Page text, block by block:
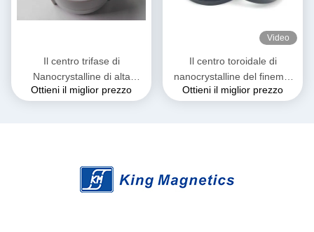
Il centro trifase di
Nanocrystalline di alta
permeabilità per EMI
Ottieni il miglior prezzo
Video
Il centro toroidale di
nanocrystalline del finemet
del centro di ferrite di
Ottieni il miglior prezzo